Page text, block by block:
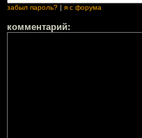
забыл пароль? | я с форума
комментарий: